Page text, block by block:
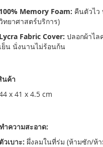
100% Memory Foam: คืนตัวไว
ทยาศาสตร์บริการ)
Lycra Fabric Cover: ปลอกผ้าไล
เย็น นั่งนานไม่ร้อนก้น
ค้า
x 41 x 4.5 cm
ำความสะอาด:
ตัวเบาะ: ผึ่งลมในที่ร่ม (ห้ามซัก/ห้